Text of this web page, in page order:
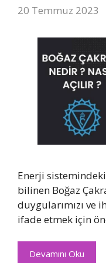
20 Temmuz 2023
Enerji
bilinen Boğaz
duygularımızı ve
ifade etmek için
Devamını Oku